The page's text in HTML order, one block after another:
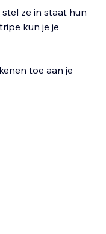
ze in staat hun
kun je je
toe aan je